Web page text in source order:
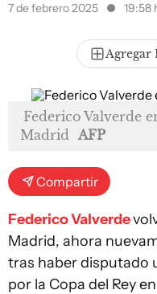
7 de febrero 2025 19:58
Agregar
Federico Valverde
Madrid AFP
Compartir
Federico Valverde
Madrid, ahora
tras haber disputado
por la Copa del Rey